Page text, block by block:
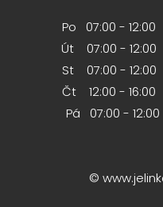
Po 07:00 - 12:00
Út 07:00 - 12:00
St 07:00 - 12:00
Čt 12:00 - 16:00
Pá 07:00 -
©